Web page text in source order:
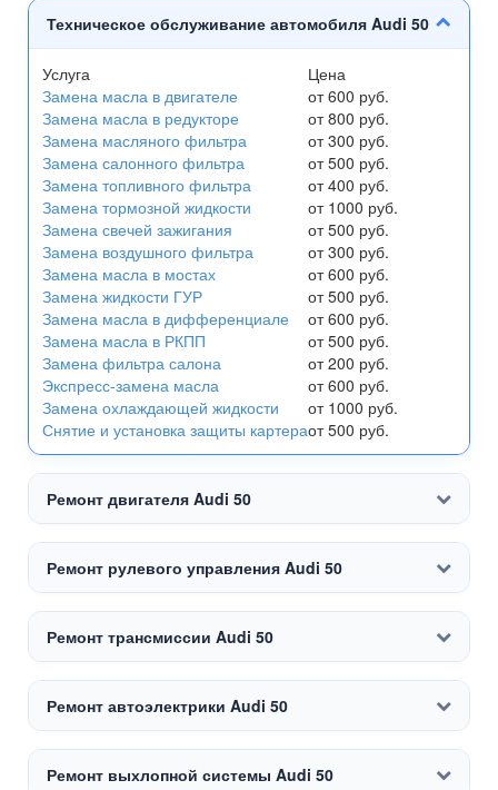
Техническое обслуживание автомобиля Audi 50
Услуга
Цена
Замена масла в двигателе
от 600 руб.
Замена масла в редукторе
от 800 руб.
Замена масляного фильтра
от 300 руб.
Замена салонного фильтра
от 500 руб.
Замена топливного фильтра
от 400 руб.
Замена тормозной жидкости
от 1000 руб.
Замена свечей зажигания
от 500 руб.
Замена воздушного фильтра
от 300 руб.
Замена масла в мостах
от 600 руб.
Замена жидкости ГУР
от 500 руб.
Замена масла в дифференциале
от 600 руб.
Замена масла в РКПП
от 500 руб.
Замена фильтра салона
от 200 руб.
Экспресс-замена масла
от 600 руб.
Замена охлаждающей жидкости
от 1000 руб.
Снятие и установка защиты картераот 500 руб.
Ремонт двигателя Audi 50
Ремонт рулевого управления Audi 50
Ремонт трансмиссии Audi 50
Ремонт автоэлектрики Audi 50
Ремонт выхлопной системы Audi 50